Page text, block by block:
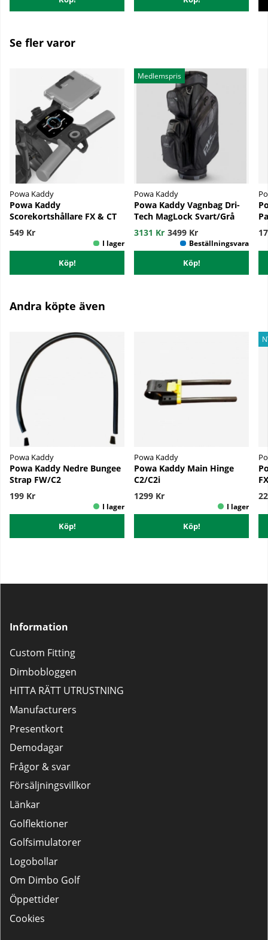
Se fler varor
Powa Kaddy
Powa Kaddy
Scorekortshållare FX & CT
549 Kr
Köp!
Medlemspris
Powa Kaddy
Powa Kaddy Vagnbag Dri-
Tech MagLock Svart/Grå
3131 Kr 3499 Kr
Köp!
Andra köpte även
Powa Kaddy
Powa Kaddy Nedre Bungee
Strap FW/C2
199 Kr
Köp!
Powa Kaddy
Powa Kaddy Main Hinge
C2/C2i
1299 Kr
Köp!
Information
Custom Fitting
Dimbobloggen
HITTA RÄTT UTRUSTNING
Manufacturers
Presentkort
Demodagar
Frågor & svar
Försäljningsvillkor
Länkar
Golflektioner
Golfsimulatorer
Logobollar
Om Dimbo Golf
Öppettider
Cookies